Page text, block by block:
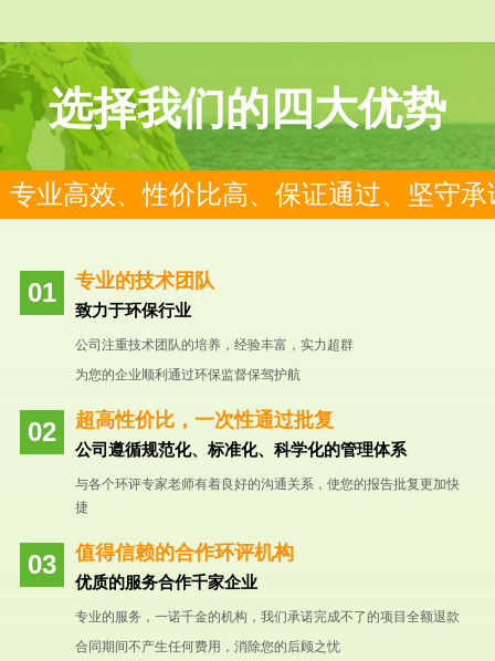
选择我们的四大优势
专业高效、性价比高、保证通过、坚守承
专业的技术团队
致力于环保行业
公司注重技术团队的培养，经验丰富，实力超群
为您的企业顺利通过环保监督保驾护航
超高性价比，一次性通过批复
公司遵循规范化、标准化、科学化的管理体系
与各个环评专家老师有着良好的沟通关系，使您的报告批复更加快
捷
值得信赖的合作环评机构
优质的服务合作千家企业
专业的服务，一诺千金的机构，我们承诺完成不了的项目全额退款
合同期间不产生任何费用，消除您的后顾之忧